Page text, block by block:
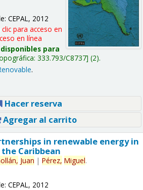
CEPAL, 2012
clic para acceso en
en línea
para
333.793/C8737 (2).
.
Hacer reserva
Agregar al carrito
in renewable energy in
Caribbean
Juan | Pérez, Miguel.
CEPAL, 2012